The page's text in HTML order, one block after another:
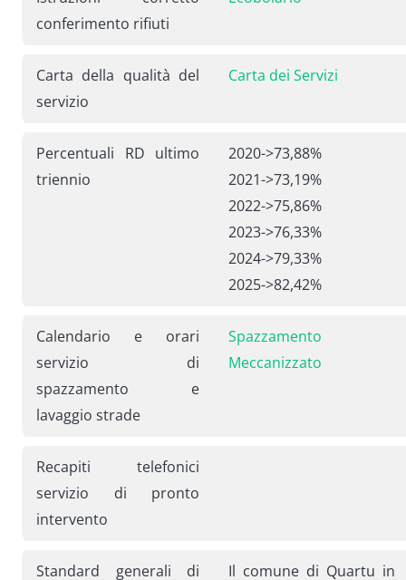
conferimento rifiuti
Carta della qualità del
servizio
Carta dei Servizi
Percentuali RD ultimo
triennio
2020->73,88%
2021->73,19%
2022->75,86%
2023->76,33%
2024->79,33%
2025->82,42%
Calendario e orari
servizio di
spazzamento e
lavaggio strade
Spazzamento
Meccanizzato
Recapiti telefonici
servizio di pronto
intervento
Standard generali di Il comune di Quartu in